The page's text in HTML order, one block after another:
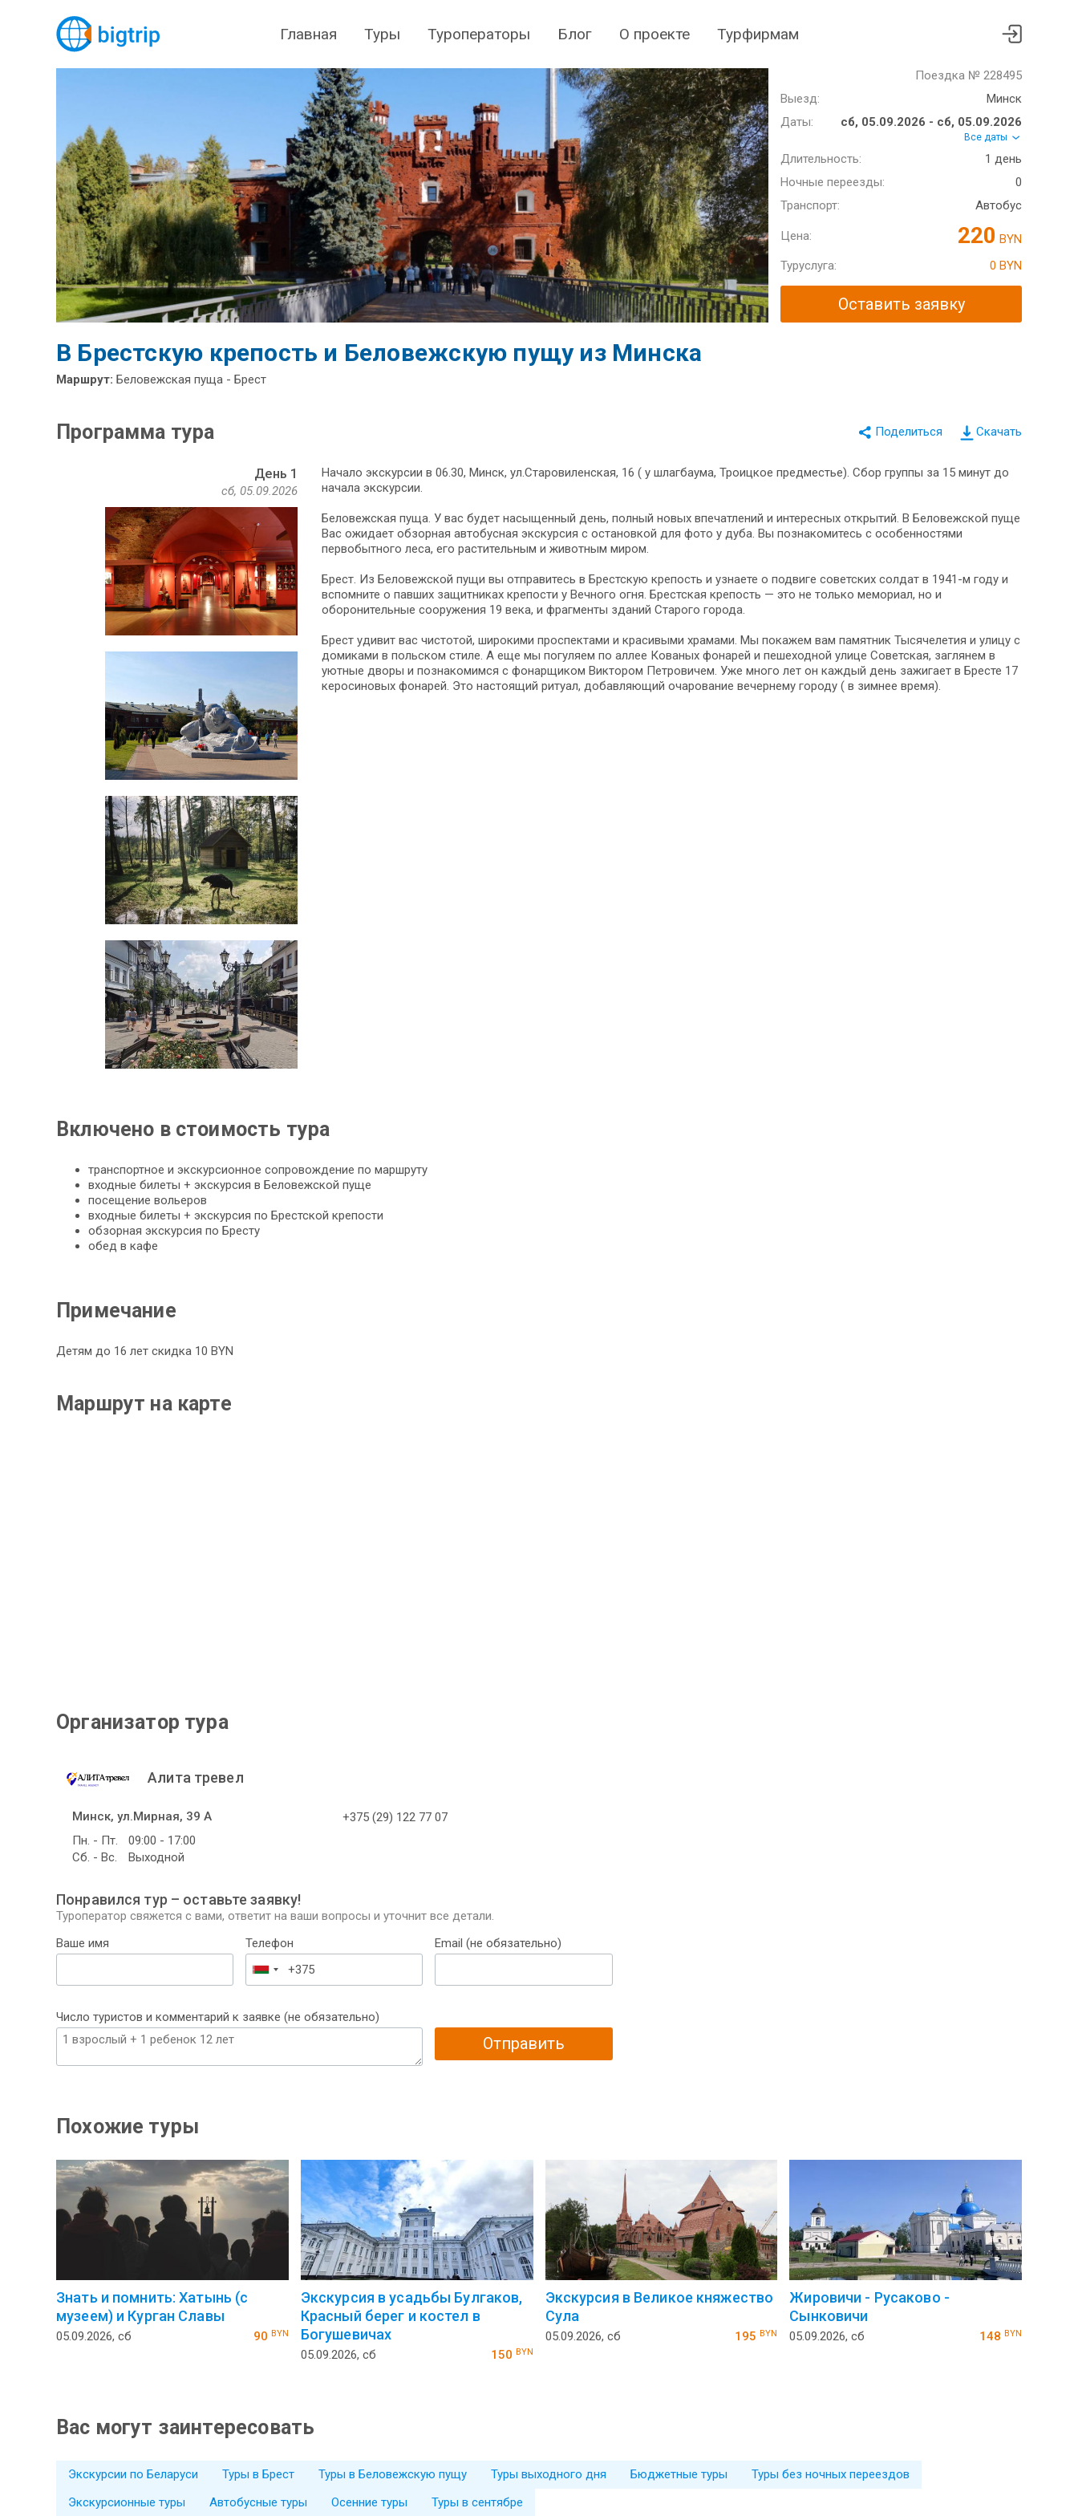
Главная Туры Туроператоры Блог О проекте Турфирмам
Поездка № 228495
Выезд:
Минск
Даты:
сб, 05.09.2026 - сб, 05.09.2026
Все даты
Длительность:
1 день
Ночные переезды:
0
Транспорт:
Автобус
Цена: 220 BYN
Туруслуга:
0 BYN
Оставить заявку
В Брестскую крепость и Беловежскую пущу из Минска
Маршрут: Беловежская пуща - Брест
Скачать
Программа тура
День 1
сб, 05.09.2026
Начало экскурсии в 06.30, Минск, ул.Старовиленская, 16 ( у шлагбаума, Троицкое предместье). Сбор группы за 15 минут до
начала экскурсии.
Беловежская пуща. У вас будет насыщенный день, полный новых впечатлений и интересных открытий. В Беловежской пуще
Вас ожидает обзорная автобусная экскурсия с остановкой для фото у дуба. Вы познакомитесь с особенностями
первобытного леса, его растительным и животным миром.
Брест. Из Беловежской пущи вы отправитесь в Брестскую крепость и узнаете о подвиге советских солдат в 1941-м году и
вспомните о павших защитниках крепости у Вечного огня. Брестская крепость — это не только мемориал, но и
оборонительные сооружения 19 века, и фрагменты зданий Старого города.
Брест удивит вас чистотой, широкими проспектами и красивыми храмами. Мы покажем вам памятник Тысячелетия и улицу с
домиками в польском стиле. А еще мы погуляем по аллее Кованых фонарей и пешеходной улице Советская, заглянем в
уютные дворы и познакомимся с фонарщиком Виктором Петровичем. Уже много лет он каждый день зажигает в Бресте 17
керосиновых фонарей. Это настоящий ритуал, добавляющий очарование вечернему городу ( в зимнее время).
Включено в стоимость тура
транспортное и экскурсионное сопровождение по маршруту
входные билеты + экскурсия в Беловежской пуще
посещение вольеров
входные билеты + экскурсия по Брестской крепости
обзорная экскурсия по Бресту
обед в кафе
Примечание
Детям до 16 лет скидка 10 BYN
Маршрут на карте
Организатор тура
Алита тревел
Минск, ул.Мирная, 39 А
Пн. - Пт.
09:00 - 17:00
Сб. - Вс.
Выходной
+375 (29) 122 77 07
Понравился тур – оставьте заявку!
Туроператор свяжется с вами, ответит на ваши вопросы и уточнит все детали.
Ваше имя
Телефон
Беларусь
+375
Email (не обязательно)
Число туристов и комментарий к заявке (не обязательно)
Отправить
Похожие туры
Знать и помнить: Хатынь (с
музеем) и Курган Славы
05.09.2026, сб 90 BYN
Экскурсия в усадьбы Булгаков,
Красный берег и костел в
Богушевичах
05.09.2026, сб 150 BYN
Экскурсия в Великое княжество
Сула
05.09.2026, сб 195BYN
Жировичи - Русаково -
Сынковичи
05.09.2026, сб 148 BYN
Вас могут заинтересовать
Экскурсии по Беларуси Туры в Брест Туры в Беловежскую пущу Туры выходного дня Бюджетные туры
Туры без ночных переездов
Экскурсионные туры
Автобусные туры Осенние туры Туры в сентябре